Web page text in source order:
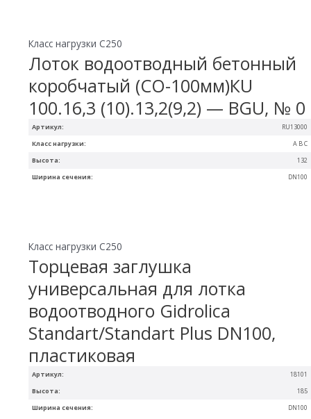
Артикул: RU13000
Ширина сечения: DN100
Высота: 132
Класс нагрузки: A B C
Класс нагрузки C250
Лоток водоотводный бетонный
коробчатый (СО-100мм)КU
100.16,3 (10).13,2(9,2) — BGU, № 0
Артикул: 18101
Ширина сечения: DN100
Высота: 185
Класс нагрузки C250
Торцевая заглушка
универсальная для лотка
водоотводного Gidrolica
Standart/Standart Plus DN100,
пластиковая